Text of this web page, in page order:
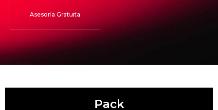
Asesoría Gratuita
Pack